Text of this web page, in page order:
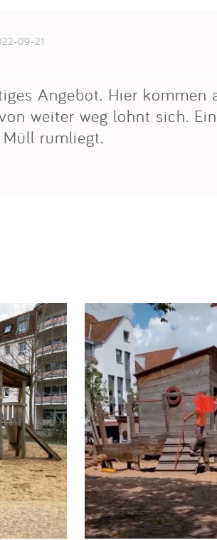
09-21
Angebot. Hier kommen
weiter weg lohnt sich.
rumliegt.